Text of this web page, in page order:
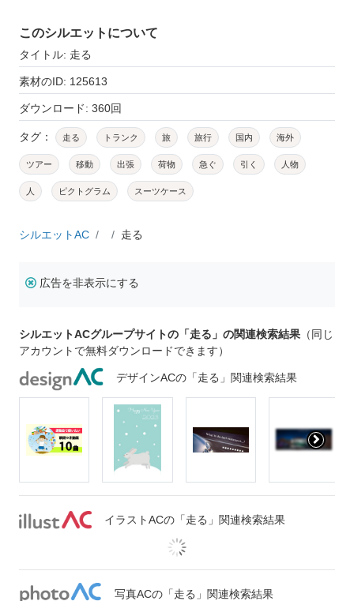
このシルエットについて
タイトル: 走る
素材のID: 125613
ダウンロード: 360回
タグ： 走る トランク 旅 旅行 国内 海外
ツアー 移動 出張 荷物 急ぐ 引く 人物
人 ピクトグラム スーツケース
シルエットAC 走る
広告を非表示にする
シルエットACグループサイトの「走る」の関連検索結果 （同じ
アカウントで無料ダウンロードできます）
デザインACの「走る」関連検索結果
イラストACの「走る」関連検索結果
写真ACの「走る」関連検索結果